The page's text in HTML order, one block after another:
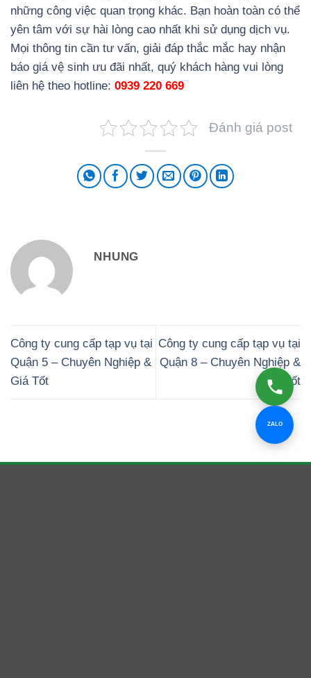
những công việc quan trọng khác. Bạn hoàn toàn có thể
yên tâm với sự hài lòng cao nhất khi sử dụng dịch vụ.
Mọi thông tin cần tư vấn, giải đáp thắc mắc hay nhận
báo giá vệ sinh ưu đãi nhất, quý khách hàng vui lòng
liên hệ theo hotline: 0939 220 669
Đánh giá post
NHUNG
Công ty cung cấp tạp vụ tại
Quận 5 – Chuyên Nghiệp &
Giá Tốt
Công ty cung cấp tạp vụ tại
Quận 8 – Chuyên Nghiệp &
Giá Tốt
ZALO